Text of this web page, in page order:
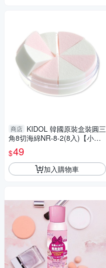
商店 KIDOL 韓國原裝盒裝圓三
角8切海綿NR-8-2(8入)【小三
美日】D300089
$49
加入購物車